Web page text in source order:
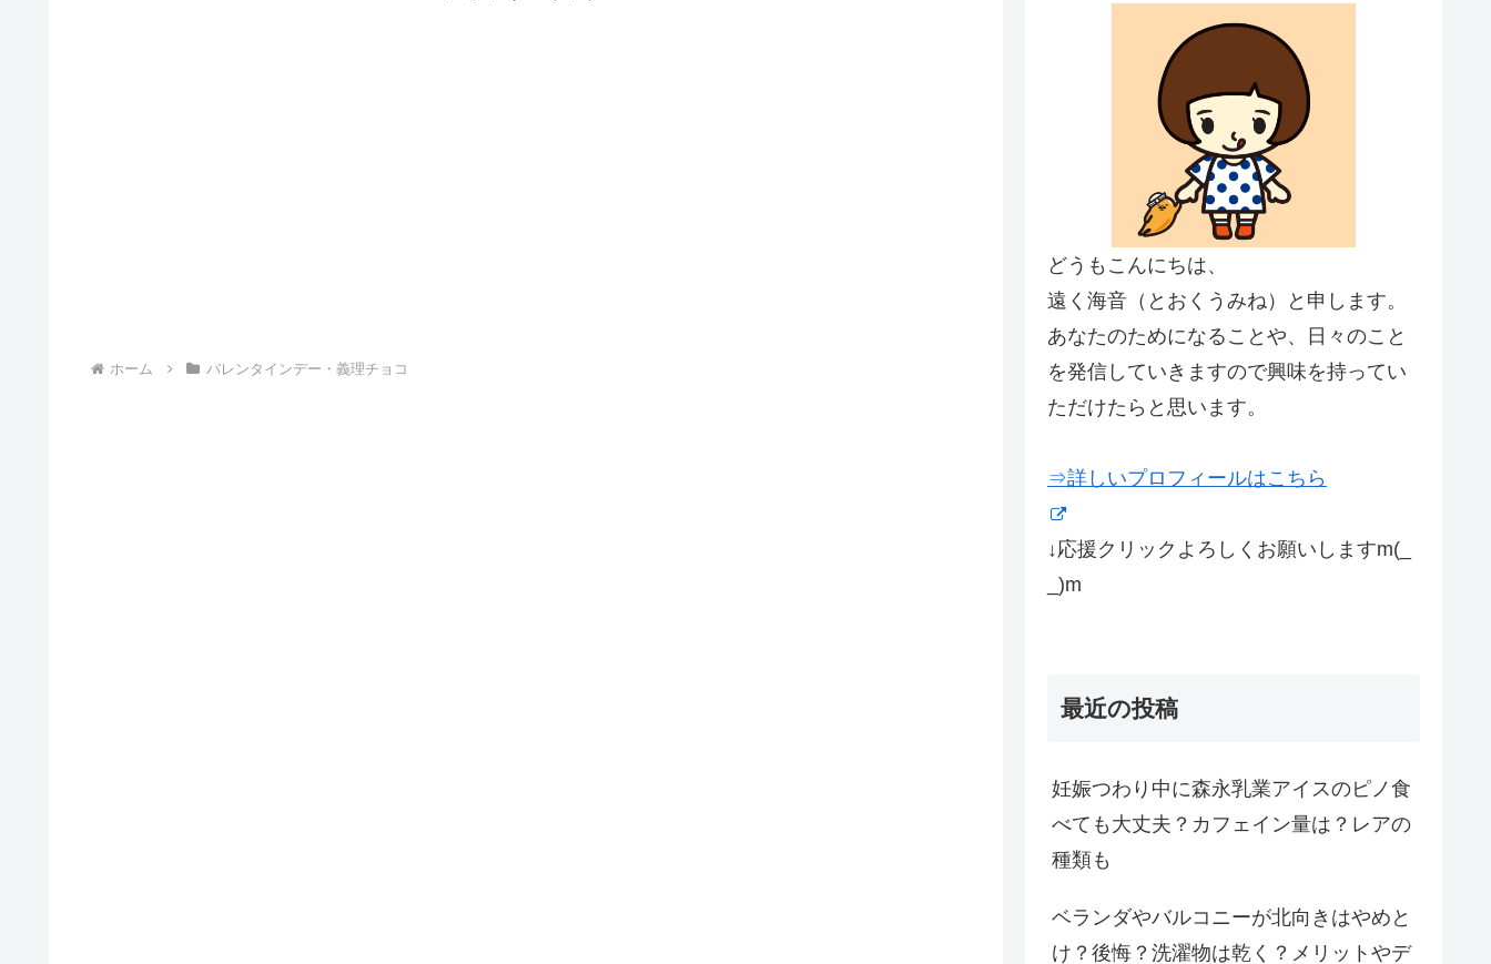
ホーム バレンタインデー・義理チョコ
どうもこんにちは、
遠く海音（とおくうみね）と申します。
あなたのためになることや、日々のこと
を発信していきますので興味を持ってい
ただけたらと思います。
⇒詳しいプロフィールはこちら
↓応援クリックよろしくお願いしますm(_
_)m
最近の投稿
妊娠つわり中に森永乳業アイスのピノ食
べても大丈夫？カフェイン量は？レアの
種類も
ベランダやバルコニーが北向きはやめと
け？後悔？洗濯物は乾く？メリットやデ